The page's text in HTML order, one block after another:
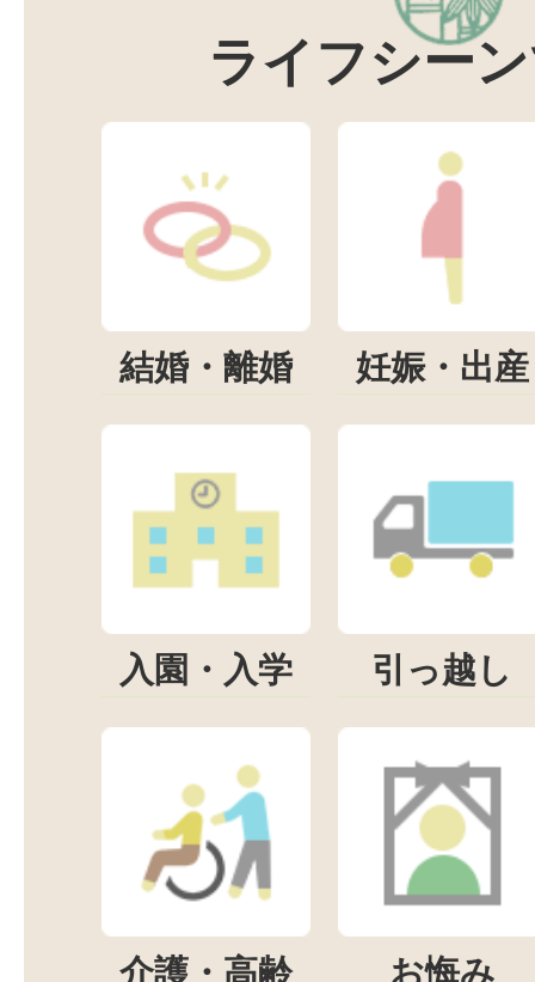
ライフシー
結婚・離婚 妊娠・出産
入園・入学 引っ越し
介護・高齢 お悔み